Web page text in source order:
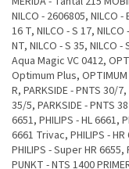
NILCO - 2606805, NILCO
16 T, NILCO - S 17, NILCO
NT, NILCO - S 35, NILCO -
Aqua Magic VC 0412,
Optimum Plus, OPTIMUM
R, PARKSIDE - PNTS 30/
35/5, PARKSIDE - PNTS
6651, PHILIPS - HL 6661,
6661 Trivac, PHILIPS -
PHILIPS - Super HR 6655,
PUNKT - NTS 1400